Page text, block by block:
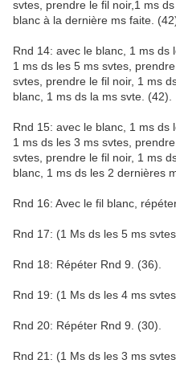
svtes, prendre le fil noir,1 ms
blanc à la dernière ms faite.
Rnd 14: avec le blanc, 1 ms ds
1 ms ds les 5 ms svtes,
svtes, prendre le fil noir, 1 ms
blanc, 1 ms ds la ms svte. (42).
Rnd 15: avec le blanc, 1 ms ds
1 ms ds les 3 ms svtes,
svtes, prendre le fil noir, 1 ms
blanc, 1 ms ds les 2 dernières
Rnd 16: Avec le fil blanc,
Rnd 17: (1 Ms ds les 5 ms
Rnd 18: Répéter Rnd 9. (36).
Rnd 19: (1 Ms ds les 4 ms
Rnd 20: Répéter Rnd 9. (30).
Rnd 21: (1 Ms ds les 3 ms